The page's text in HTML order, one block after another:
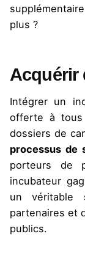
plus ?
Acquérir
Intégrer un
offerte à tous
dossiers de
processus de
porteurs de
incubateur
un véritable
partenaires et
publics.